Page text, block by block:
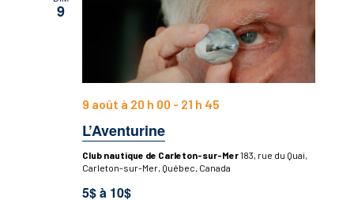
9
L’Aventurine
9 août à 20 h 00 - 21 h 45
Club nautique de Carleton-sur-Mer183, rue du Quai,
Carleton-sur-Mer, Québec, Canada
5$ à 10$